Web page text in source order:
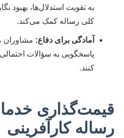
به تقویت استدلال‌ها، بهبود
کلی رساله کمک می‌کند.
آمادگی برای دفاع: مشاوران
پاسخگویی به سؤالات
کنند.
قیمت‌گذاری
رساله کارآفرینی